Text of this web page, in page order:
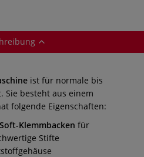
ist für normale bis
Sie besteht aus einem
folgende Eigenschaften:
Klemmbacken für
Stifte